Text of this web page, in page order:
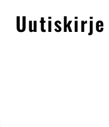
Uutiskirje